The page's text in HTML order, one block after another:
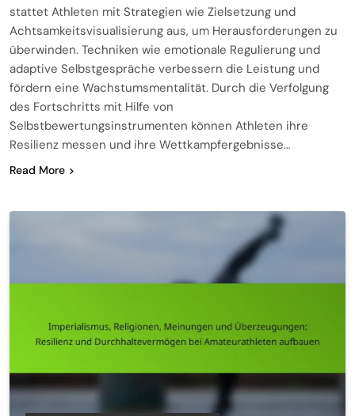
stattet Athleten mit Strategien wie Zielsetzung und
Achtsamkeitsvisualisierung aus, um Herausforderungen zu
überwinden. Techniken wie emotionale Regulierung und
adaptive Selbstgespräche verbessern die Leistung und
fördern eine Wachstumsmentalität. Durch die Verfolgung
des Fortschritts mit Hilfe von
Selbstbewertungsinstrumenten können Athleten ihre
Resilienz messen und ihre Wettkampfergebnisse…
Read More